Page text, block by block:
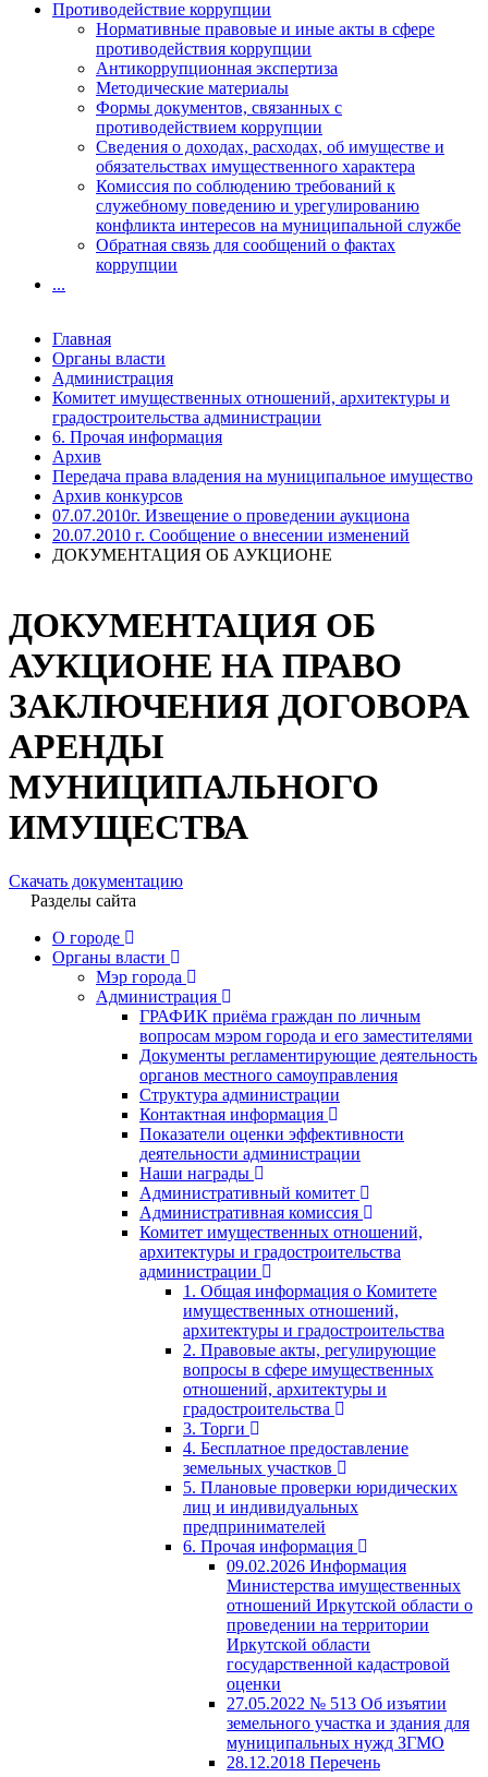
ДОКУМЕНТАЦИЯ ОБ
АУКЦИОНЕ НА ПРАВО
ЗАКЛЮЧЕНИЯ ДОГОВОРА
АРЕНДЫ
МУНИЦИПАЛЬНОГО
ИМУЩЕСТВА
Скачать документацию
Разделы сайта
О городе
Органы власти
Мэр города
Администрация
ГРАФИК приёма граждан по личным
вопросам мэром города и его заместителями
Документы регламентирующие деятельность
органов местного самоуправления
Структура администрации
Контактная информация
Показатели оценки эффективности
деятельности администрации
Наши награды
Административный комитет
Административная комиссия
Комитет имущественных отношений,
архитектуры и градостроительства
администрации
1. Общая информация о Комитете
имущественных отношений,
архитектуры и градостроительства
2. Правовые акты, регулирующие
вопросы в сфере имущественных
отношений, архитектуры и
градостроительства
3. Торги
4. Бесплатное предоставление
земельных участков
5. Плановые проверки юридических
лиц и индивидуальных
предпринимателей
6. Прочая информация
09.02.2026 Информация
Министерства имущественных
отношений Иркутской области о
проведении на территории
Иркутской области
государственной кадастровой
оценки
27.05.2022 № 513 Об изъятии
земельного участка и здания для
муниципальных нужд ЗГМО
28.12.2018 Перечень
Противодействие коррупции
Нормативные правовые и иные акты в сфере
противодействия коррупции
Антикоррупционная экспертиза
Методические материалы
Формы документов, связанных с
противодействием коррупции
Сведения о доходах, расходах, об имуществе и
обязательствах имущественного характера
Комиссия по соблюдению требований к
служебному поведению и урегулированию
конфликта интересов на муниципальной службе
Обратная связь для сообщений о фактах
коррупции
...
Главная
Органы власти
Администрация
Комитет имущественных отношений, архитектуры и
градостроительства администрации
6. Прочая информация
Архив
Передача права владения на муниципальное имущество
Архив конкурсов
07.07.2010г. Извещение о проведении аукциона
20.07.2010 г. Сообщение о внесении изменений
ДОКУМЕНТАЦИЯ ОБ АУКЦИОНЕ